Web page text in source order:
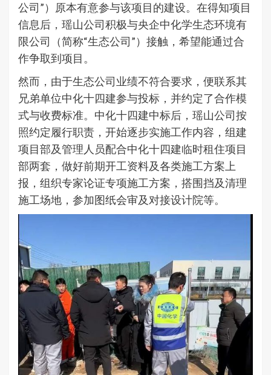
公司”）原本有意参与该项目的建设。在得知项目
信息后，瑶山公司积极与央企中化学生态环境有
限公司（简称“生态公司”）接触，希望能通过合
作争取到项目。
然而，由于生态公司业绩不符合要求，便联系其
兄弟单位中化十四建参与投标，并约定了合作模
式与收费标准。中化十四建中标后，瑶山公司按
照约定履行职责，开始逐步实施工作内容，组建
项目部及管理人员配合中化十四建临时租住项目
部两套，做好前期开工资料及各类施工方案上
报，组织专家论证专项施工方案，搭围挡及清理
施工场地，参加图纸会审及对接设计院等。